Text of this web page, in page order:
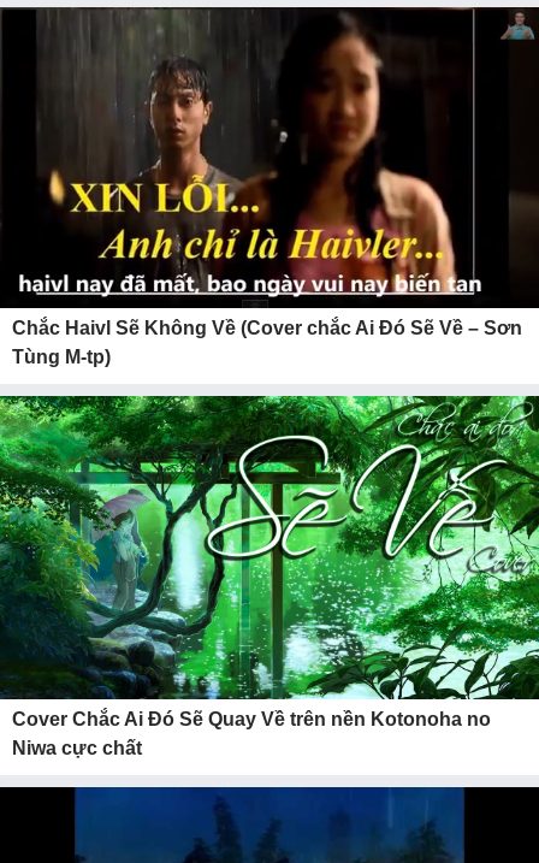
Chắc Haivl Sẽ Không Về (Cover chắc Ai Đó Sẽ Về – Sơn
Tùng M-tp)
Cover Chắc Ai Đó Sẽ Quay Về trên nền Kotonoha no
Niwa cực chất